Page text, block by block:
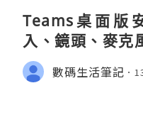
Teams桌面版
入、鏡頭、麥克
數碼生活筆記